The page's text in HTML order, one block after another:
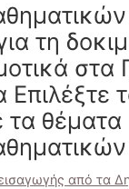
τη
στα
τα
από τα